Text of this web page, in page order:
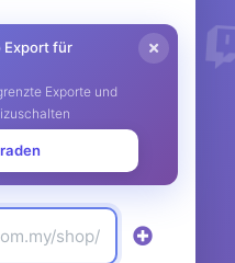
Export für
Exporte und